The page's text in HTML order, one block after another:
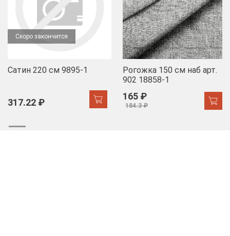
Скоро закончится
Сатин 220 см 9895-1
317.22 ₽
Рогожка 150 см наб арт.
902 18858-1
165 ₽
184.3 ₽